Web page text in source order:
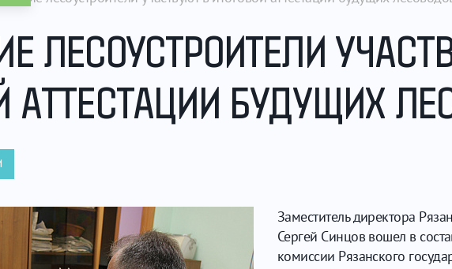
ЛЕСОУСТРОИТЕЛИ
АТТЕСТАЦИИ БУДУЩИХ
Заместитель директора
Сергей Синцов вошел в
комиссии Рязанского